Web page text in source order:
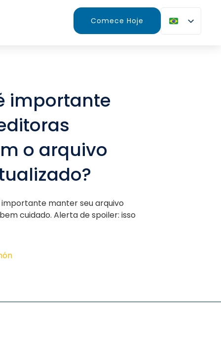
Comece Hoje
importante
o arquivo
manter seu arquivo
cuidado. Alerta de spoiler: isso